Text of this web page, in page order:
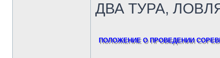
ДВА ТУРА,
ПОЛОЖЕНИЕ О ПРОВЕДЕНИИ